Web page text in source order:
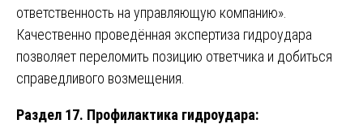
ответственность на управляющую компанию».
Качественно проведённая экспертиза гидроудара
позволяет переломить позицию ответчика и добиться
справедливого возмещения.
Раздел 17. Профилактика гидроудара: